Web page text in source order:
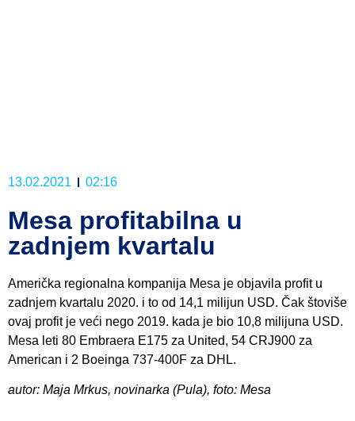
13.02.2021 02:16
Mesa profitabilna u
zadnjem kvartalu
Američka regionalna kompanija Mesa je objavila profit u
zadnjem kvartalu 2020. i to od 14,1 milijun USD. Čak štoviše
ovaj profit je veći nego 2019. kada je bio 10,8 milijuna USD.
Mesa leti 80 Embraera E175 za United, 54 CRJ900 za
American i 2 Boeinga 737-400F za DHL.
autor: Maja Mrkus, novinarka (Pula), foto: Mesa